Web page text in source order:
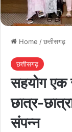
Home /छत्तीसगढ़
छत्तीसगढ़
सहयोग एक
छात्र-
संपन्न